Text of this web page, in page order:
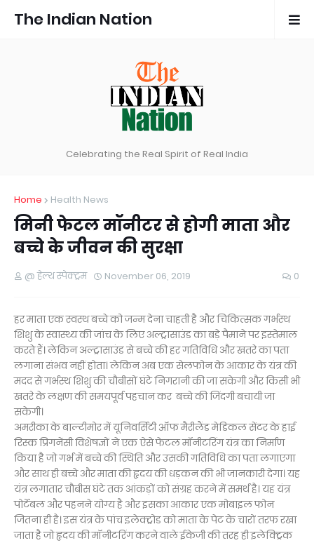
The Indian Nation
Celebrating the Real Spirit of Real India
Home Health News
मिनी फेटल मॉनीटर से होगी माता और
बच्चे के जीवन की सुरक्षा
@ हेल्थ स्पेक्ट्रम November 06, 2019 0
हर माता एक स्वस्थ बच्चे को जन्म देना चाहती है और चिकित्सक गर्भस्थ
शिशु के स्वास्थ्य की जांच के लिए अल्ट्रासाउंड का बड़े पैमाने पर इस्तेमाल
करते हैं। लेकिन अल्ट्रासाउंड से बच्चे की हर गतिविधि और खतरे का पता
लगाना संभव नहीं होता। लेकिन अब एक सेलफोन के आकार के यंत्र की
मदद से गर्भस्थ शिशु की चौबीसों घंटे निगरानी की जा सकेगी और किसी भी
खतरे के लक्षण की समयपूर्व पहचान कर बच्चे की जिंदगी बचायी जा
सकेगी।
अमरीका के बाल्टीमोर में यूनिवर्सिटी ऑफ मैरीलैंड मेडिकल सेंटर के हाई
रिस्क प्रिगनेंसी विशेषज्ञों ने एक ऐसे फेटल मॉनीटरिंग यंत्र का निर्माण
किया है जो गर्भ में बच्चे की स्थिति और उसकी गतिविधि का पता लगाएगा
और साथ ही बच्चे और माता की हृदय की धड़कन की भी जानकारी देगा। यह
यंत्र लगातार चौबीस घंटे तक आंकड़ों को संग्रह करने में समर्थ है। यह यंत्र
पोर्टेबल और पहनने योग्य है और इसका आकार एक मोबाइल फोन
जितना ही है। इस यंत्र के पांच इलेक्ट्रोड को माता के पेट के चारों तरफ रखा
जाता है जो हृदय की मॉनीटरिंग करने वाले ईकेजी की तरह ही इलेक्ट्रिक